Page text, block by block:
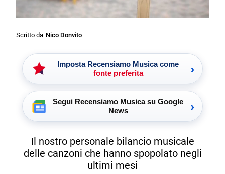
Scritto da Nico Donvito
Imposta Recensiamo Musica come
fonte preferita
›
Segui Recensiamo Musica su Google
News
›
Il nostro personale bilancio musicale
delle canzoni che hanno spopolato negli
ultimi mesi